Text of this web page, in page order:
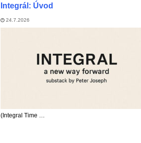
Integrál: Úvod
24.7.2026
(Integral Time …